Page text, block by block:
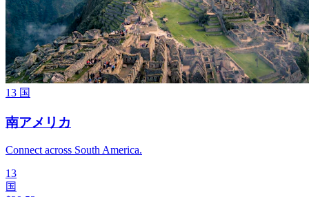
13 国
南アメリカ
Connect across South America.
13
国